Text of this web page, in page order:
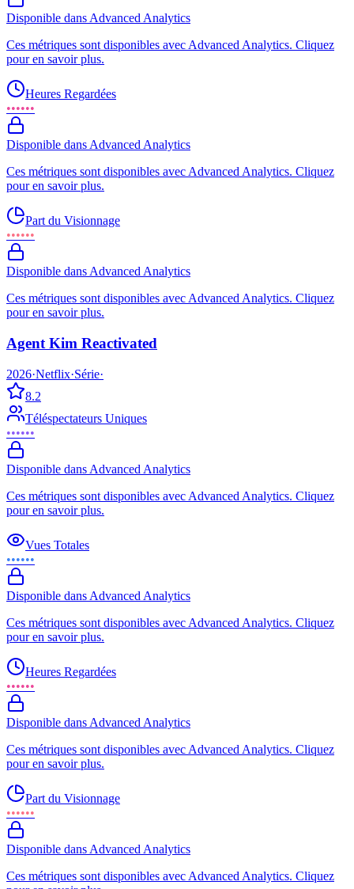
Disponible dans Advanced Analytics
Ces métriques sont disponibles avec Advanced Analytics. Cliquez
pour en savoir plus.
Heures Regardées
••••••
Disponible dans Advanced Analytics
Ces métriques sont disponibles avec Advanced Analytics. Cliquez
pour en savoir plus.
Part du Visionnage
••••••
Disponible dans Advanced Analytics
Ces métriques sont disponibles avec Advanced Analytics. Cliquez
pour en savoir plus.
Agent Kim Reactivated
2026·Netflix·Série·
8.2
Téléspectateurs Uniques
••••••
Disponible dans Advanced Analytics
Ces métriques sont disponibles avec Advanced Analytics. Cliquez
pour en savoir plus.
Vues Totales
••••••
Disponible dans Advanced Analytics
Ces métriques sont disponibles avec Advanced Analytics. Cliquez
pour en savoir plus.
Heures Regardées
••••••
Disponible dans Advanced Analytics
Ces métriques sont disponibles avec Advanced Analytics. Cliquez
pour en savoir plus.
Part du Visionnage
••••••
Disponible dans Advanced Analytics
Ces métriques sont disponibles avec Advanced Analytics. Cliquez